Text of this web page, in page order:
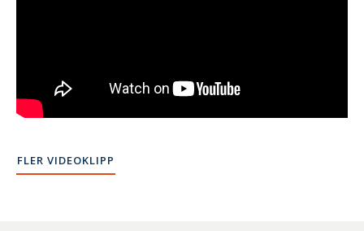
FLER VIDEOKLIPP